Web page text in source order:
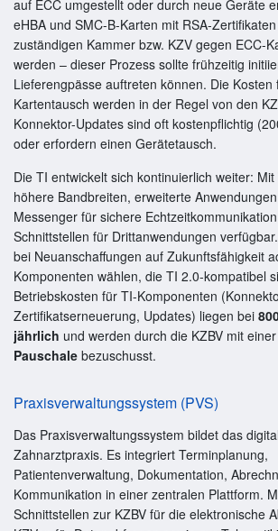
auf ECC umgestellt oder durch neue Geräte
eHBA und SMC-B-Karten mit RSA-
zuständigen Kammer bzw. KZV gegen ECC-
werden – dieser Prozess sollte frühzeitig
Lieferengpässe auftreten können. Die Kosten
Kartentausch werden in der Regel von den
Konnektor-Updates sind oft kostenpflichtig
oder erfordern einen Gerätetausch.
Die TI entwickelt sich kontinuierlich weiter: Mit
höhere Bandbreiten, erweiterte
Messenger für sichere
Schnittstellen für Drittanwendungen
bei Neuanschaffungen auf Zukunftsfähigkeit
Komponenten wählen, die TI 2.0-kompatibel
Betriebskosten für TI-Komponenten
Zertifikatserneuerung, Updates) liegen bei
jährlich und werden durch die KZBV mit
Pauschale bezuschusst.
Praxisverwaltungssystem (PVS)
Das Praxisverwaltungssystem bildet das
Zahnarztpraxis. Es integriert Terminplanung,
Patientenverwaltung, Dokumentation,
Kommunikation in einer zentralen Plattform.
Schnittstellen zur KZBV für die elektronische